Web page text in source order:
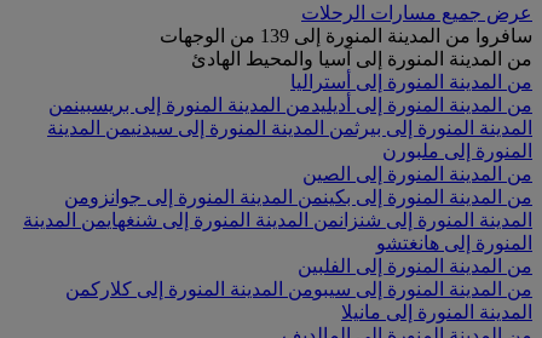
عرض جميع مسارات الرحلات
سافروا من المدينة المنورة إلى 139 من الوجهات
من المدينة المنورة إلى آسيا والمحيط الهادئ
من المدينة المنورة إلى أستراليا
من المدينة المنورة إلى أديليدمن المدينة المنورة إلى بريسبينمن
المدينة المنورة إلى بيرثمن المدينة المنورة إلى سيدنيمن المدينة
المنورة إلى ملبورن
من المدينة المنورة إلى الصين
من المدينة المنورة إلى بكينمن المدينة المنورة إلى جوانزومن
المدينة المنورة إلى شنزانمن المدينة المنورة إلى شنغهايمن المدينة
المنورة إلى هانغتشو
من المدينة المنورة إلى الفلبين
من المدينة المنورة إلى سيبومن المدينة المنورة إلى كلاركمن
المدينة المنورة إلى مانيلا